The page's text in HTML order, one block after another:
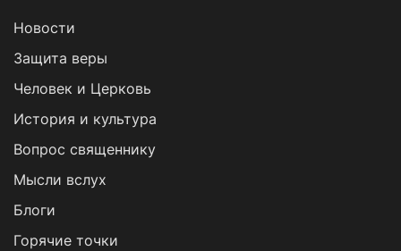
Новости
Защита веры
Человек и Церковь
История и культура
Вопрос священнику
Мысли вслух
Блоги
Горячие точки